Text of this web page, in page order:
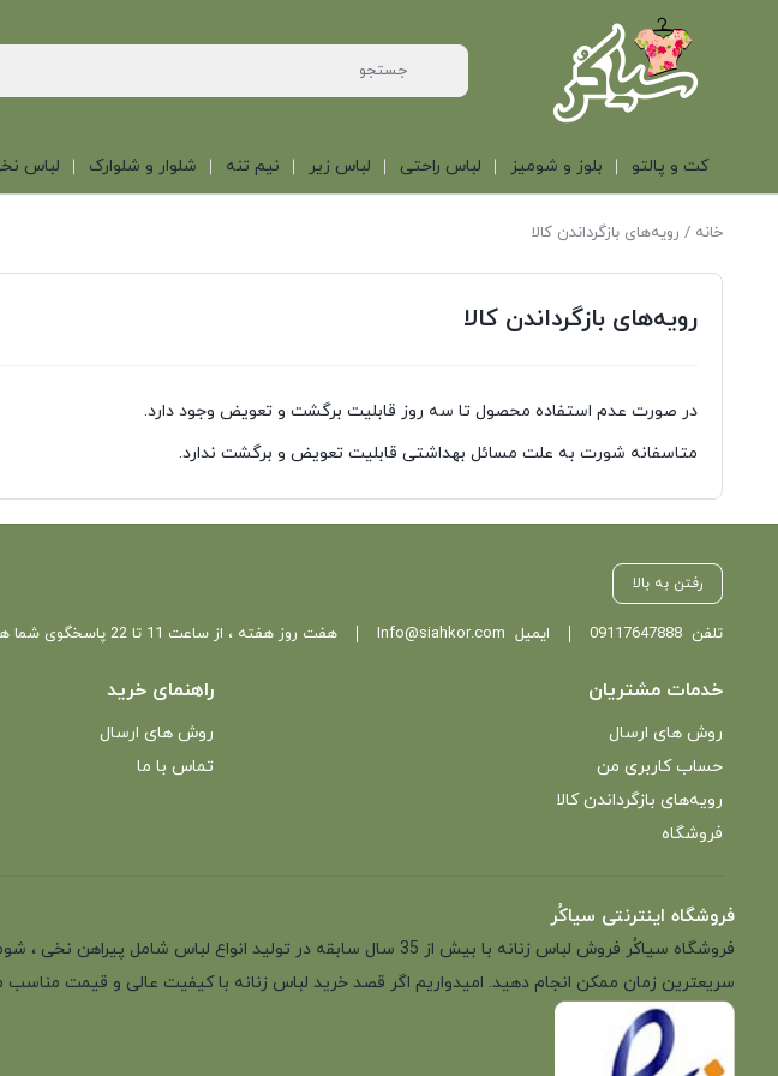
کت و پالتو بلوز و شومیز لباس راحتی لباس زیر نیم تنه شلوار و شلوارک لباس
خانه / رویه‌های بازگرداندن کالا
رویه‌های بازگرداندن کالا
در صورت عدم استفاده محصول تا سه روز قابلیت برگشت و تعویض وجود دارد.
متاسفانه شورت به علت مسائل بهداشتی قابلیت تعویض و برگشت ندارد.
رفتن به بالا
تلفن09117647888 ایمیل Info@siahkor.com هفت روز هفته ، از ساعت 11 تا 22 پاسخگوی شما هستیم.
خدمات مشتریان
روش های ارسال
حساب کاربری من
رویه‌های بازگرداندن کالا
فروشگاه
راهنمای خرید
روش های ارسال
تماس با ما
فروشگاه اینترنتی سیاکُر
فروشگاه سیاکُر فروش لباس زنانه با بیش از 35 سال سابقه در تولید
سریعترین زمان ممکن انجام دهید. امیدواریم اگر قصد خرید لباس زنانه با کیفیت عالی و قیمت مناسب